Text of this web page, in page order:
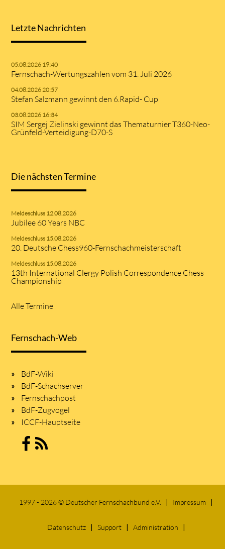
Letzte Nachrichten
05.08.2026 19:40
Fernschach-Wertungszahlen vom 31. Juli 2026
04.08.2026 20:57
Stefan Salzmann gewinnt den 6.Rapid- Cup
03.08.2026 16:34
SIM Sergej Zielinski gewinnt das Thematurnier T360-Neo-
Grünfeld-Verteidigung-D70-S
Die nächsten Termine
Meldeschluss 12.08.2026
Jubilee 60 Years NBC
Meldeschluss 15.08.2026
20. Deutsche Chess960-Fernschachmeisterschaft
Meldeschluss 15.08.2026
13th International Clergy Polish Correspondence Chess
Championship
Alle Termine
Fernschach-Web
BdF-Wiki
BdF-Schachserver
Fernschachpost
BdF-Zugvogel
ICCF-Hauptseite
1997 - 2026 © Deutscher Fernschachbund e.V. Impressum
Datenschutz Support Administration